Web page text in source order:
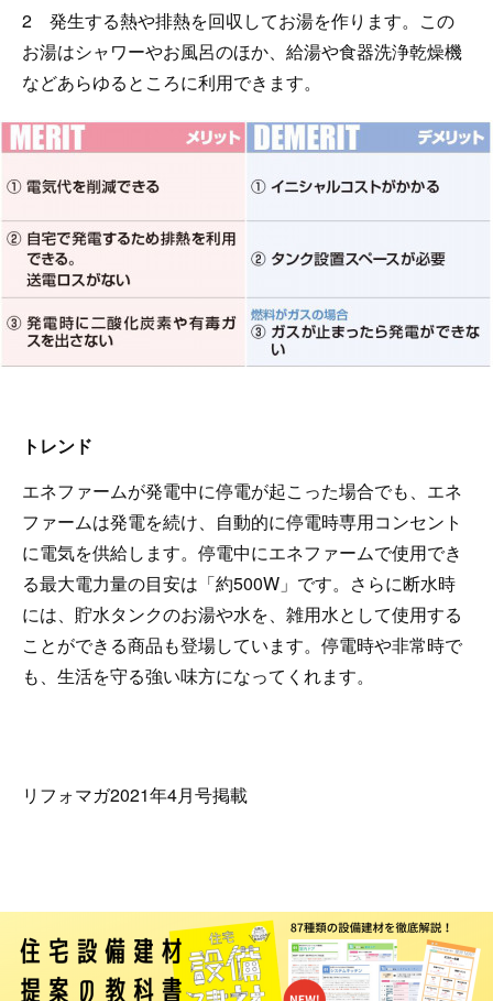
2 発生する熱や排熱を回収してお湯を作ります。この
お湯はシャワーやお風呂のほか、給湯や食器洗浄乾燥機
などあらゆるところに利用できます。
トレンド
エネファームが発電中に停電が起こった場合でも、エネ
ファームは発電を続け、自動的に停電時専用コンセント
に電気を供給します。停電中にエネファームで使用でき
る最大電力量の目安は「約500W」です。さらに断水時
には、貯水タンクのお湯や水を、雑用水として使用する
ことができる商品も登場しています。停電時や非常時で
も、生活を守る強い味方になってくれます。
リフォマガ2021年4月号掲載